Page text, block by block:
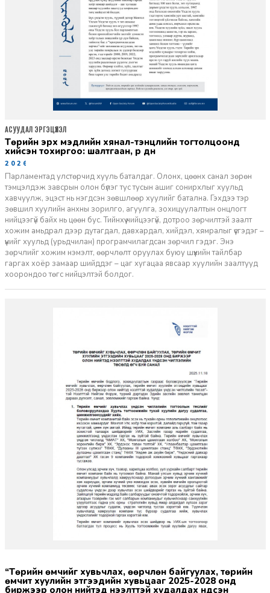
Төрийн эрх мэдлийн хянал-тэнцлийн тогтолцоонд
хийсэн тохиргоо: шалтгаан, үр дүн
2026-01-13
Парламентад улстөрчид хууль баталдаг. Олонх, цөөнх санал зөрөн
тэмцэлдэж завсрын олон бүлэг тус тусын ашиг сонирхлыг хуульд
хавчуулж, эцэст нь нэгдсэн зөвшлөөр хуулийг батална. Гэхдээ тэр
зөвшил хуулийн анхны зорилго, агуулга, зохицуулалтын онцлогт
нийцээгүй байх нь цөөн бус. Тийнхүү нийцээгүй, дотроо зөрчилтэй заалт
хожим амьдрал дээр дутагдал, давхардал, хийдэл, хямралыг үүсгэдэг –
үүнийг хуульд (урьдчилан) програмчилагдсан зөрчил гэдэг. Энэ
зөрчлийг хожим нэмэлт, өөрчлөлт оруулах буюу шүүхийн тайлбар
гаргах хоёр замаар шийддэг – цаг хугацаа явсаар хуулийн заалтууд
хоорондоо төгс нийцэлтэй болдог.
АСУУДАЛ ЭРГЭЦҮҮЛЭЛ
“Төрийн өмчийг хувьчлах, өөрчлөн байгуулах, төрийн
өмчит хуулийн этгээдийн хувьцааг 2025-2028 онд
биржээр олон нийтэд нээлттэй худалдах үндсэн